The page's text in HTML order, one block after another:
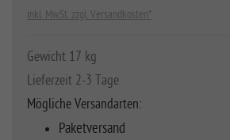
inkl. MwSt. zzgl. Versandkosten*
Gewicht 17 kg
Lieferzeit 2-3 Tage
Mögliche Versandarten:
Paketversand